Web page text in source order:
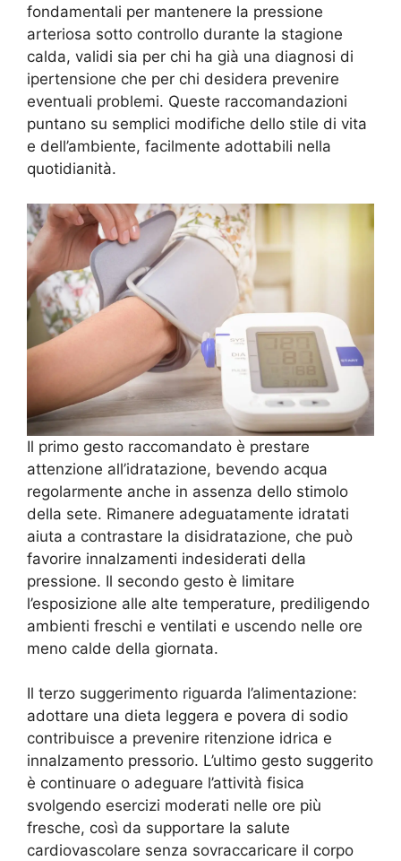
fondamentali per mantenere la pressione
arteriosa sotto controllo durante la stagione
calda, validi sia per chi ha già una diagnosi di
ipertensione che per chi desidera prevenire
eventuali problemi. Queste raccomandazioni
puntano su semplici modifiche dello stile di vita
e dell’ambiente, facilmente adottabili nella
quotidianità.
Il primo gesto raccomandato è prestare
attenzione all’idratazione, bevendo acqua
regolarmente anche in assenza dello stimolo
della sete. Rimanere adeguatamente idratati
aiuta a contrastare la disidratazione, che può
favorire innalzamenti indesiderati della
pressione. Il secondo gesto è limitare
l’esposizione alle alte temperature, prediligendo
ambienti freschi e ventilati e uscendo nelle ore
meno calde della giornata.
Il terzo suggerimento riguarda l’alimentazione:
adottare una dieta leggera e povera di sodio
contribuisce a prevenire ritenzione idrica e
innalzamento pressorio. L’ultimo gesto suggerito
è continuare o adeguare l’attività fisica
svolgendo esercizi moderati nelle ore più
fresche, così da supportare la salute
cardiovascolare senza sovraccaricare il corpo